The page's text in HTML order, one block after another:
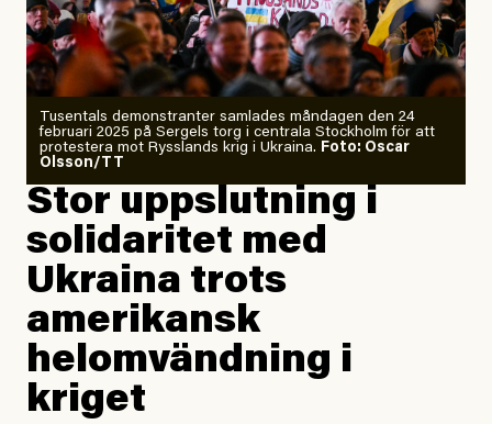
Tusentals demonstranter samlades måndagen den 24
februari 2025 på Sergels torg i centrala Stockholm för att
protestera mot Rysslands krig i Ukraina. Foto: Oscar
Olsson/TT
Stor uppslutning i
solidaritet med
Ukraina trots
amerikansk
helomvändning i
kriget